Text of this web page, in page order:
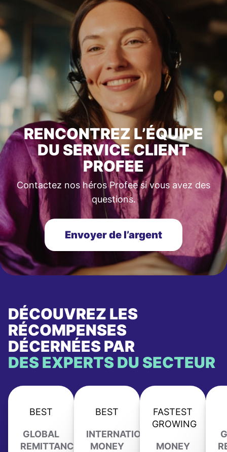
RENCONTREZ L’ÉQUIPE
DU SERVICE CLIENT
PROFEE
Contactez nos héros Profee si vous avez des
questions.
Envoyer de l’argent
DÉCOUVREZ LES
RÉCOMPENSES
DÉCERNÉES PAR
DES EXPERTS DU SECTEUR
BEST
GLOBAL
REMITTANCE
BEST
INTERNATIONAL
MONEY
FASTEST
GROWING
MONEY